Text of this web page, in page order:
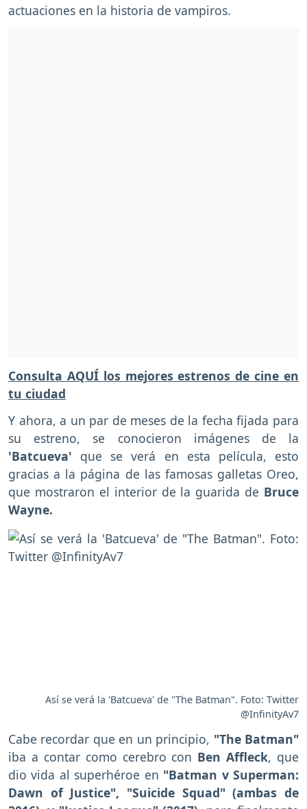
actuaciones en la historia de vampiros.
Consulta AQUÍ los mejores estrenos de cine en
tu ciudad
Y ahora, a un par de meses de la fecha fijada para
su estreno, se conocieron imágenes de la
'Batcueva' que se verá en esta película, esto
gracias a la página de las famosas galletas Oreo,
que mostraron el interior de la guarida de Bruce
Wayne.
Así se verá la 'Batcueva' de "The Batman". Foto: Twitter
@InfinityAv7
Cabe recordar que en un principio, "The Batman"
iba a contar como cerebro con Ben Affleck, que
dio vida al superhéroe en "Batman v Superman:
Dawn of Justice", "Suicide Squad" (ambas de